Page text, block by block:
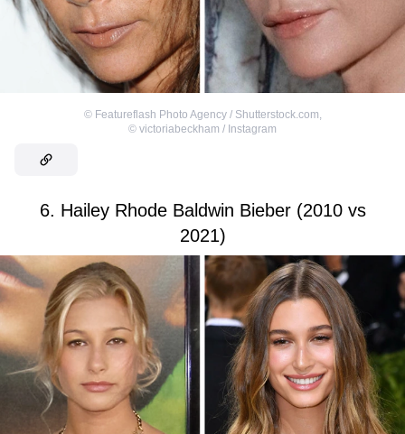
© Featureflash Photo Agency / Shutterstock.com,
© victoriabeckham / Instagram
6. Hailey Rhode Baldwin Bieber (2010 vs
2021)